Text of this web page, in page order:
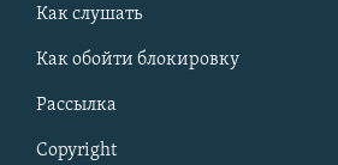
Как слушать
Как обойти блокировку
Рассылка
Copyright